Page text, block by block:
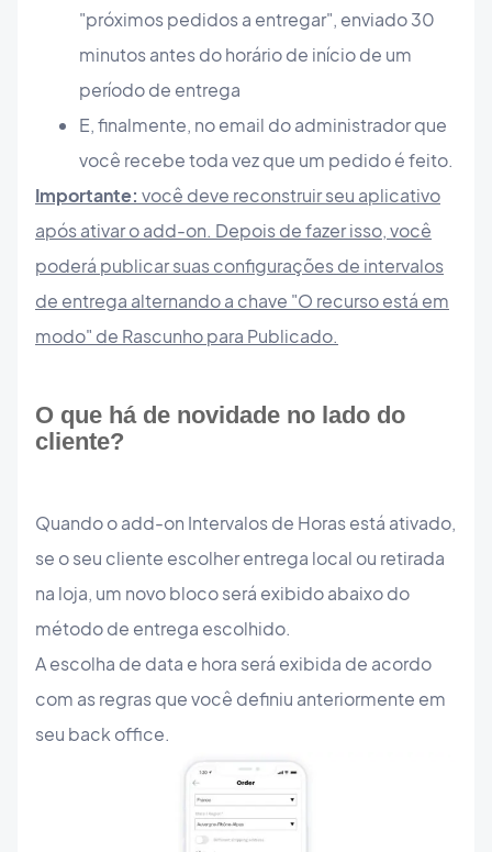
"próximos pedidos a entregar", enviado 30
minutos antes do horário de início de um
período de entrega
E, finalmente, no email do administrador que
você recebe toda vez que um pedido é feito.
Importante: você deve reconstruir seu aplicativo
após ativar o add-on. Depois de fazer isso, você
poderá publicar suas configurações de intervalos
de entrega alternando a chave "O recurso está em
modo" de Rascunho para Publicado.
O que há de novidade no lado do
cliente?
Quando o add-on Intervalos de Horas está ativado,
se o seu cliente escolher entrega local ou retirada
na loja, um novo bloco será exibido abaixo do
método de entrega escolhido.
A escolha de data e hora será exibida de acordo
com as regras que você definiu anteriormente em
seu back office.